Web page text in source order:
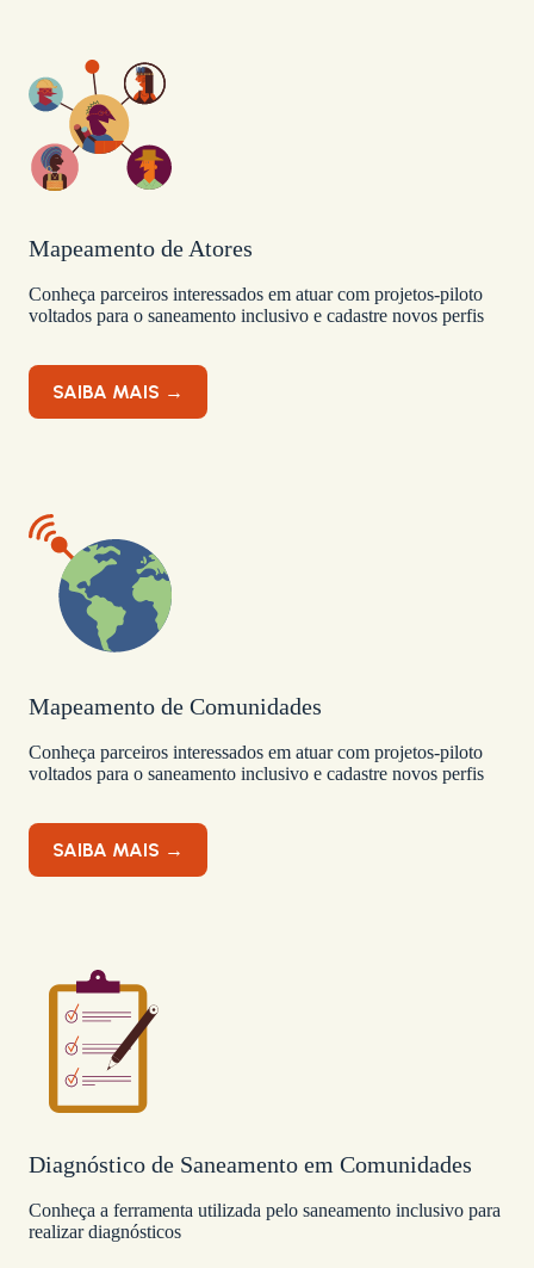
Mapeamento de Atores
Conheça parceiros interessados em atuar com projetos-piloto
voltados para o saneamento inclusivo e cadastre novos perfis
SAIBA MAIS →
Mapeamento de Comunidades
Conheça parceiros interessados em atuar com projetos-piloto
voltados para o saneamento inclusivo e cadastre novos perfis
SAIBA MAIS →
Diagnóstico de Saneamento em Comunidades
Conheça a ferramenta utilizada pelo saneamento inclusivo para
realizar diagnósticos